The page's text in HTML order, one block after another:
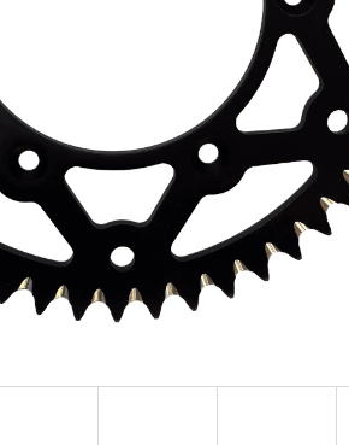
450 (22-24) E427
KOLEČKO
199 Kč